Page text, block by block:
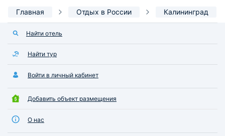
Главная Отдых в России Калининград
Найти отель
Найти тур
Войти в личный кабинет
Добавить объект размещения
О нас